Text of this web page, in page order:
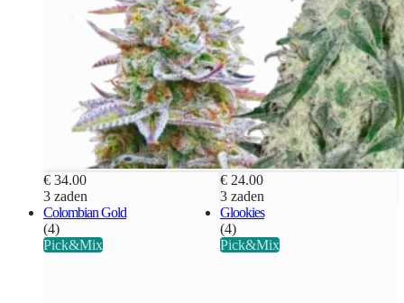
€ 34.00
3 zaden
€ 24.00
3 zaden
Colombian Gold
(4)
Pick&Mix
Glookies
(4)
Pick&Mix